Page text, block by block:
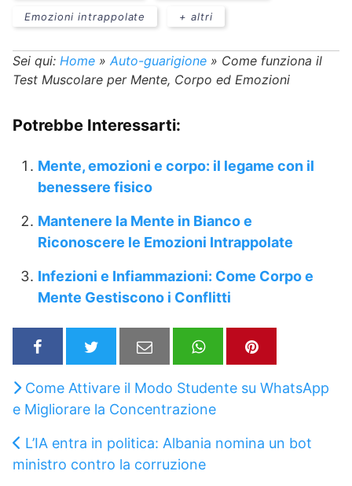
Emozioni intrappolate + altri
Sei qui: Home » Auto-guarigione » Come funziona il
Test Muscolare per Mente, Corpo ed Emozioni
Potrebbe Interessarti:
Mente, emozioni e corpo: il legame con il
benessere fisico
Mantenere la Mente in Bianco e
Riconoscere le Emozioni Intrappolate
Infezioni e Infiammazioni: Come Corpo e
Mente Gestiscono i Conflitti
Come Attivare il Modo Studente su WhatsApp
e Migliorare la Concentrazione
L’IA entra in politica: Albania nomina un bot
ministro contro la corruzione